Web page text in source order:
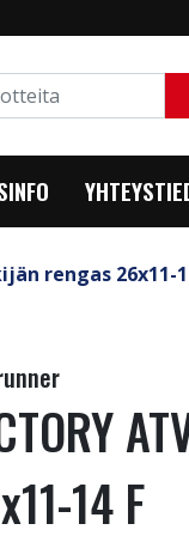
rengas 26x11-
14 F